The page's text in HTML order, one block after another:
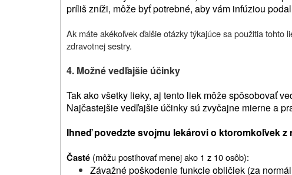
príliš zníži, môže byť potrebné, aby vám infúziou
Ak máte akékoľvek ďalšie otázky týkajúce sa použitia tohto
zdravotnej sestry.
4. Možné vedľajšie účinky
Tak ako všetky lieky, aj tento liek môže spôsobovať
Najčastejšie vedľajšie účinky sú zvyčajne mierne a
Ihneď povedzte svojmu lekárovi o ktoromkoľvek
Časté (môžu postihovať menej ako 1 z 10 osôb):
Závažné poškodenie funkcie obličiek (za